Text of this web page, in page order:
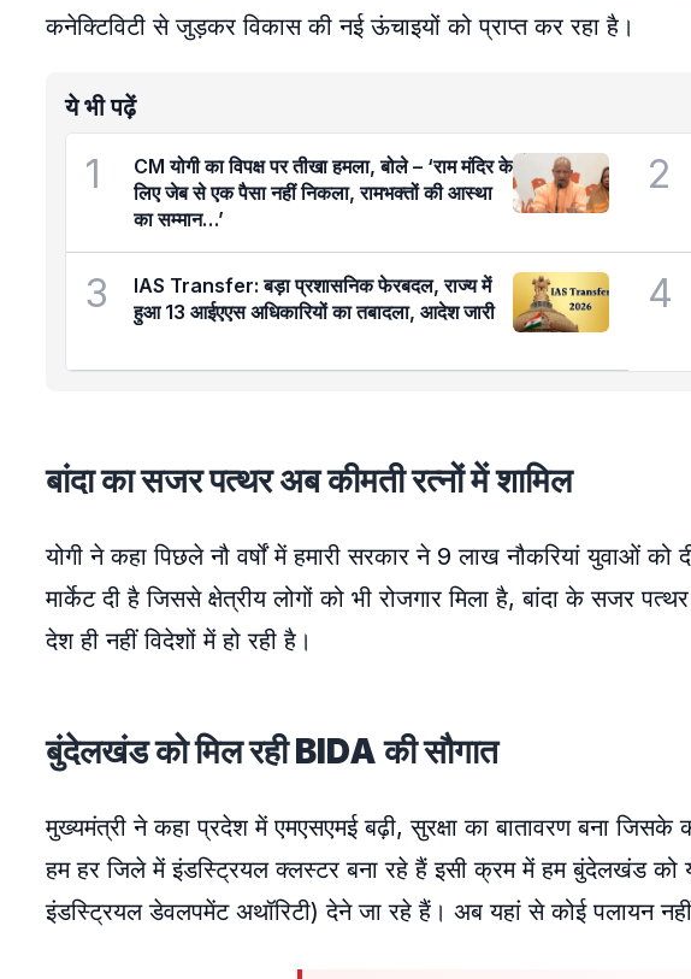
कनेक्टिविटी से जुड़कर विकास की नई ऊंचाइयों को प्राप्त कर रहा है।
ये भी पढ़ें
1
CM योगी का विपक्ष पर तीखा हमला, बोले – ‘राम मंदिर के
लिए जेब से एक पैसा नहीं निकला, रामभक्तों की आस्था
का सम्मान…’
2
3
IAS Transfer: बड़ा प्रशासनिक फेरबदल, राज्य में
हुआ 13 आईएएस अधिकारियों का तबादला, आदेश जारी
4
बांदा का सजर पत्थर अब कीमती रत्नों में शामिल
योगी ने कहा पिछले नौ वर्षों में हमारी सरकार ने 9 लाख नौकरियां युवाओं
मार्केट दी है जिससे क्षेत्रीय लोगों को भी रोजगार मिला है, बांदा के सजर
देश ही नहीं विदेशों में हो रही है।
बुंदेलखंड को मिल रही BIDA की सौगात
मुख्यमंत्री ने कहा प्रदेश में एमएसएमई बढ़ी, सुरक्षा का बातावरण बना
हम हर जिले में इंडस्ट्रियल क्लस्टर बना रहे हैं इसी क्रम में हम बुंदेलखंड को
इंडस्ट्रियल डेवलपमेंट अथॉरिटी) देने जा रहे हैं। अब यहां से कोई पलायन नहीं